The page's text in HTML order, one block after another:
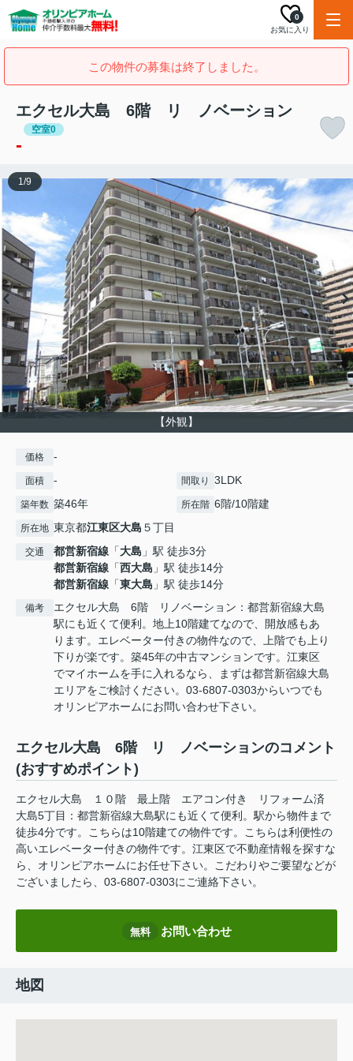
お気に入り
0
この物件の募集は終了しました。
エクセル大島 6階 リ ノベーション
空室0
-
【外観】
1/9
価格 -
面積 - 間取り 3LDK
築年数 築46年 所在階 6階/10階建
所在地 東京都江東区大島 ５丁目
交通 都営新宿線 「大島 」駅 徒歩3分
都営新宿線 「西大島 」駅 徒歩14分
都営新宿線 「東大島 」駅 徒歩14分
備考
エクセル大島 6階 リノベーション：都営新宿線大島
駅にも近くて便利。地上10階建てなので、開放感もあ
ります。エレベーター付きの物件なので、上階でも上り
下りが楽です。築45年の中古マンションです。江東区
でマイホームを手に入れるなら、まずは都営新宿線大島
エリアをご検討ください。03-6807-0303からいつでも
オリンピアホームにお問い合わせ下さい。
エクセル大島 6階 リ ノベーションのコメント
(おすすめポイント)
エクセル大島 １０階 最上階 エアコン付き リフォーム済
大島5丁目：都営新宿線大島駅にも近くて便利。駅から物件まで
徒歩4分です。こちらは10階建ての物件です。こちらは利便性の
高いエレベーター付きの物件です。江東区で不動産情報を探すな
ら、オリンピアホームにお任せ下さい。こだわりやご要望などが
ございましたら、03-6807-0303にご連絡下さい。
無料 お問い合わせ
地図